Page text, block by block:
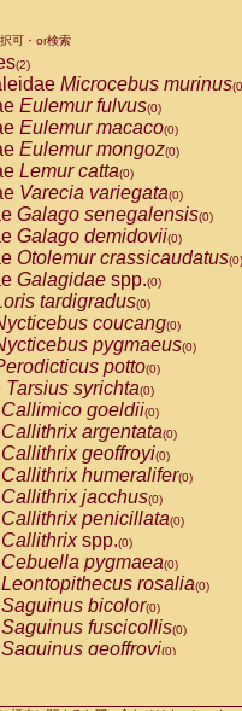
belzebuth
geoffroyi
paniscus(0)
spp. (0)
lagothricha
lagothricha cana
Cacajao calvus
Callicebus cupreus
Callicebus donacophilus
Callicebus moloch
Callicebus torquatus(0)
Callicebusspp.
Chiropotes satanas
Pithecia monachus
Pithecia pithecia (0)
Cercocebus agilis
Cercocebus
Cercocebus
Cercocebus
Cercocebus
Cercocebushybrid
Cercocebusspp.
Lophocebus
Papio anubis
Papio cynocephalus
Papio hamadryas
Papio papio
Papiospp.(0)
Mandrillus
Mandrillus sphinx
Macaca arctoides(0)
可・or検索
(2)
Microcebus murinus
Eulemur fulvus(0)
Eulemur macaco(0)
Eulemur mongoz(0)
Lemur catta(0)
Varecia variegata(0)
Galago senegalensis(0)
Galago demidovii(0)
Otolemur crassicaudatus(0)
Galagidae spp.(0)
tardigradus(0)
coucang(0)
pygmaeus(0)
potto(0)
Tarsius syrichta(0)
Callimico goeldii(0)
Callithrix argentata(0)
Callithrix geoffroyi(0)
Callithrix humeralifer(0)
Callithrix jacchus(0)
Callithrix penicillata(0)
Callithrixspp.(0)
Cebuella pygmaea(0)
Leontopithecus rosalia(0)
Saguinus bicolor(0)
Saguinus fuscicollis(0)
Saguinus geoffroyi(0)